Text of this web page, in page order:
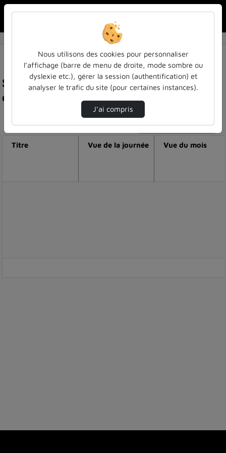
Statistiques de visualisation de la vidéo Teaser
explore l'univr
Modifier la période de visualisation
Titre Vue de la journée Vue du mois
Nous utilisons des cookies pour personnaliser
l’affichage (barre de menu de droite, mode sombre ou
dyslexie etc.), gérer la session (authentification) et
analyser le trafic du site (pour certaines instances).
J’ai compris